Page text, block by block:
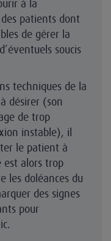
à la
patients dont
de gérer la
soucis
techniques de la
désirer (son
de trop
instable), il
le patient à
est alors trop
les doléances du
des signes
pour